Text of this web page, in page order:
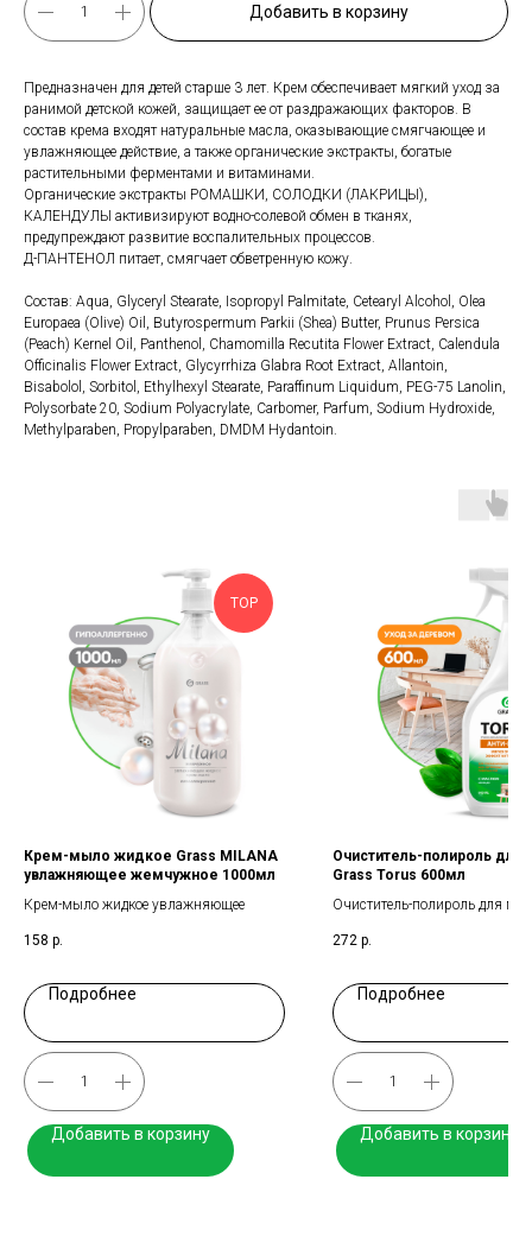
Добавить в корзину
Предназначен для детей старше 3 лет. Крем обеспечивает мягкий уход за
ранимой детской кожей, защищает ее от раздражающих факторов. В
состав крема входят натуральные масла, оказывающие смягчающее и
увлажняющее действие, а также органические экстракты, богатые
растительными ферментами и витаминами.
Органические экстракты РОМАШКИ, СОЛОДКИ (ЛАКРИЦЫ),
КАЛЕНДУЛЫ активизируют водно-солевой обмен в тканях,
предупреждают развитие воспалительных процессов.
Д-ПАНТЕНОЛ питает, смягчает обветренную кожу.
Состав: Aqua, Glyceryl Stearate, Isopropyl Palmitate, Cetearyl Alcohol, Olea
Europaea (Olive) Oil, Butyrospermum Parkii (Shea) Butter, Prunus Persica
(Peach) Kernel Oil, Panthenol, Chamomilla Recutita Flower Extract, Calendula
Officinalis Flower Extract, Glycyrrhiza Glabra Root Extract, Allantoin,
Bisabolol, Sorbitol, Ethylhexyl Stearate, Paraffinum Liquidum, PEG-75 Lanolin,
Polysorbate 20, Sodium Polyacrylate, Carbomer, Parfum, Sodium Hydroxide,
Methylparaben, Propylparaben, DMDM Hydantoin.
TOP
Крем-мыло жидкое Grass MILANA
увлажняющее жемчужное 1000мл
Крем-мыло жидкое увлажняющее
158 р.
Подробнее
Добавить в корзину
Очиститель-полироль для
Grass Torus 600мл
Очиститель-полироль для
272 р.
Подробнее
Добавить в корзину